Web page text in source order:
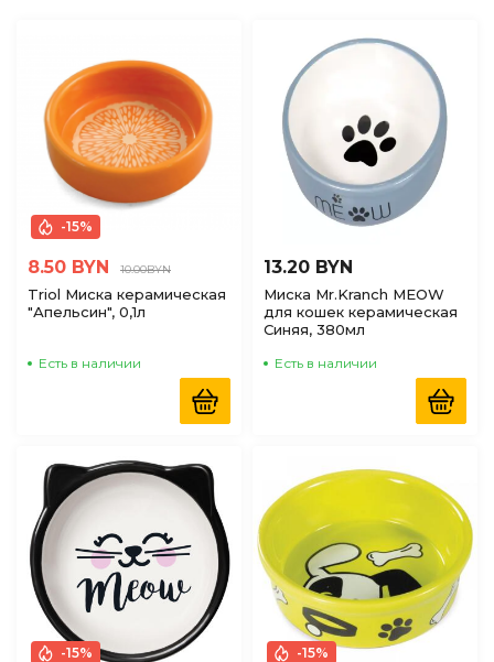
-15%
8.50 BYN 10.00BYN
Triol Миска керамическая
"Апельсин", 0,1л
Есть в наличии
13.20 BYN
Миска Mr.Kranch MEOW
для кошек керамическая
Синяя, 380мл
Есть в наличии
-15% -15%